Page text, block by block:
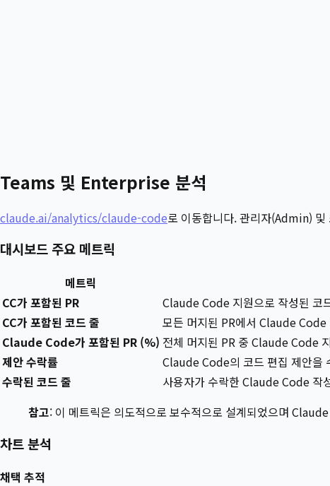
Teams 및 Enterprise 분석
claude.ai/analytics/claude-code로 이동합니다. 관리자(Admin)
대시보드 주요 메트릭
메트릭
CC가 포함된 PR
Claude Code 지원으로 작성된 코
CC가 포함된 코드 줄
모든 머지된 PR에서 Claude
Claude Code가 포함된 PR (%) 전체 머지된 PR 중 Claude Code
제안 수락률
Claude Code의 코드 편집 제안
수락된 코드 줄
사용자가 수락한 Claude Code 작
참고: 이 메트릭은 의도적으로 보수적으로 설계되었으며
차트 분석
채택 추적